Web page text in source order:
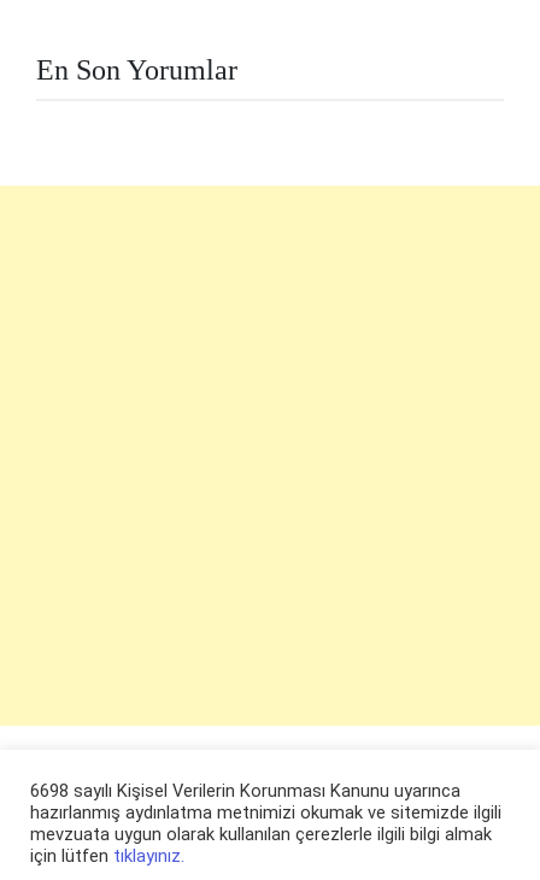
En Son Yorumlar
6698 sayılı Kişisel Verilerin Korunması Kanunu uyarınca
hazırlanmış aydınlatma metnimizi okumak ve sitemizde ilgili
mevzuata uygun olarak kullanılan çerezlerle ilgili bilgi almak
için lütfen tıklayınız.